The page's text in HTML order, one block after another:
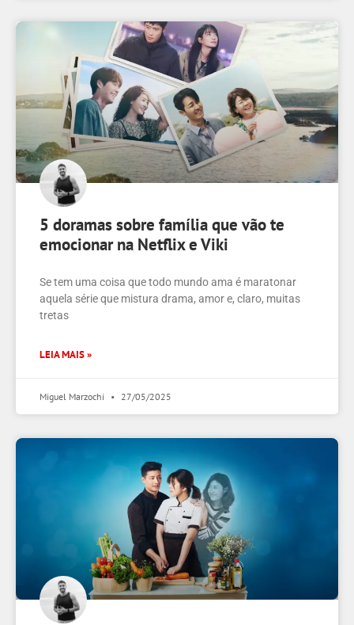
5 doramas sobre família que vão te
emocionar na Netflix e Viki
Se tem uma coisa que todo mundo ama é maratonar
aquela série que mistura drama, amor e, claro, muitas
tretas
LEIA MAIS »
Miguel Marzochi 27/05/2025